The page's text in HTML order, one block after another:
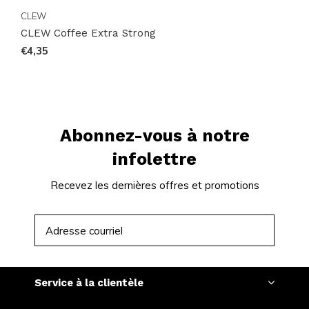
CLEW
CLEW Coffee Extra Strong
€4,35
Abonnez-vous à notre
infolettre
Recevez les dernières offres et promotions
Service à la clientèle